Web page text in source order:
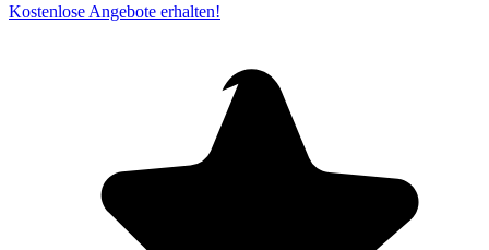
Kostenlose Angebote erhalten!